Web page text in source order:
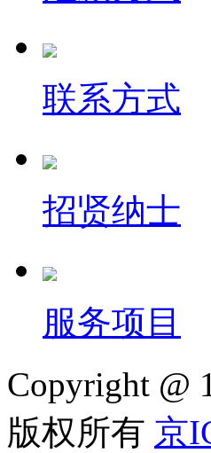
联系方式
招贤纳士
服务项目
Copyright @
版权所有 京